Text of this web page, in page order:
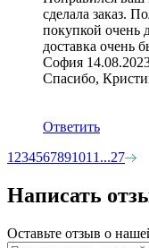
сделала заказ.
покупкой очень
доставка очень
София
Спасибо,
Ответить
1 234567891011 ...27
Написать
Оставьте отзыв о